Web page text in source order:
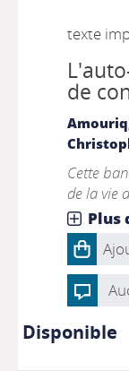
texte
de
Cette
de la vie
Plus
Disponible